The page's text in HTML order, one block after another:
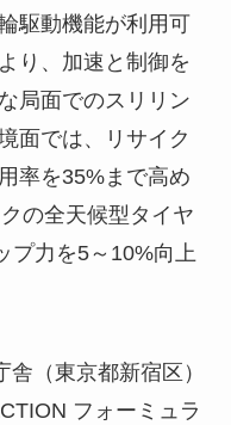
駆動機能が利用可
り、加速と制御を
局面でのスリリン
面では、リサイク
率を35%まで高め
の全天候型タイヤ
プ力を5～10%向上
（東京都新宿区）
フォーミュラ